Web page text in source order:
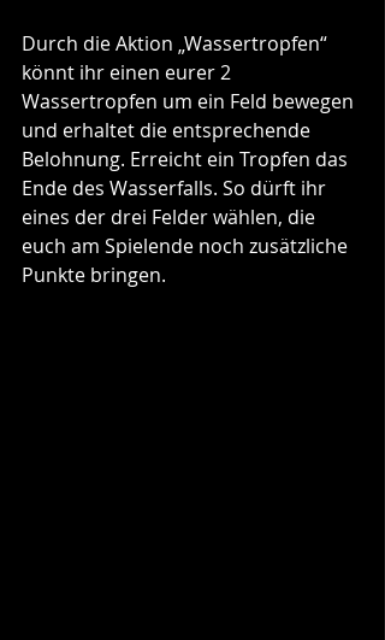
Durch die Aktion „Wassertropfen“
könnt ihr einen eurer 2
Wassertropfen um ein Feld bewegen
und erhaltet die entsprechende
Belohnung. Erreicht ein Tropfen das
Ende des Wasserfalls. So dürft ihr
eines der drei Felder wählen, die
euch am Spielende noch zusätzliche
Punkte bringen.